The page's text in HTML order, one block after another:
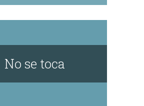
No se toca